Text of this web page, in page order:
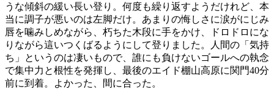
うな傾斜の緩い長い登り。何度も繰り返すようだけれど、本
当に調子が悪いのは左脚だけ。あまりの悔しさに涙がにじみ
唇を噛みしめながら、朽ちた木段に手をかけ、ドロドロにな
りながら這いつくばるようにして登りました。人間の「気持
ち」というのは凄いもので、誰にも負けないゴールへの執念
で集中力と根性を発揮し、最後のエイド棚山高原に関門40分
前に到着。よかった、間に合った。